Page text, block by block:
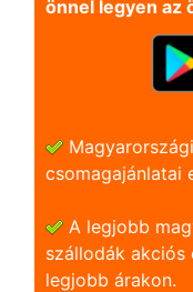
önnel legyen az
csomagajánlatai
A legjobb
szállodák akciós
legjobb árakon.